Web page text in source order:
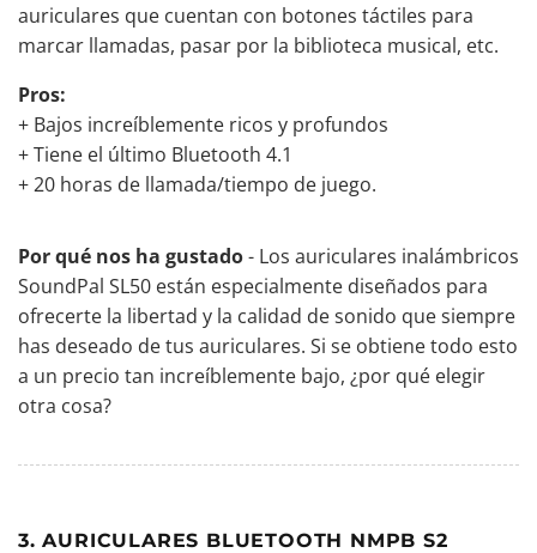
auriculares que cuentan con botones táctiles para
marcar llamadas, pasar por la biblioteca musical, etc.
Pros:
+ Bajos increíblemente ricos y profundos
+ Tiene el último Bluetooth 4.1
+ 20 horas de llamada/tiempo de juego.
Por qué nos ha gustado- Los auriculares inalámbricos
SoundPal SL50 están especialmente diseñados para
ofrecerte la libertad y la calidad de sonido que siempre
has deseado de tus auriculares. Si se obtiene todo esto
a un precio tan increíblemente bajo, ¿por qué elegir
otra cosa?
3. AURICULARES BLUETOOTH NMPB S2